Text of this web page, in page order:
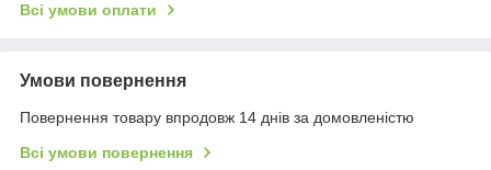
Всі умови оплати
Умови повернення
Повернення товару впродовж 14 днів за домовленістю
Всі умови повернення